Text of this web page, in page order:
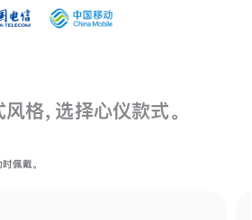
格，选择心仪款式。
佩戴。